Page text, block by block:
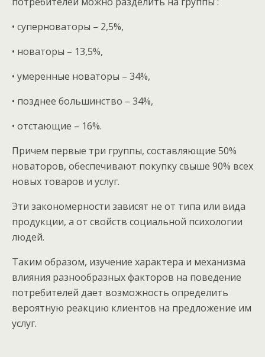
• суперноваторы – 2,5%,
• новаторы – 13,5%,
• умеренные новаторы – 34%,
• позднее большинство – 34%,
• отстающие – 16%.
Причем первые три группы, составляющие 50%
новаторов, обеспечивают покупку свыше 90% всех
новых товаров и услуг.
Эти закономерности зависят не от типа или вида
продукции, а от свойств социальной психологии
людей.
Таким образом, изучение характера и механизма
влияния разнообразных факторов на поведение
потребителей дает возможность определить
вероятную реакцию клиентов на предложение им
услуг.